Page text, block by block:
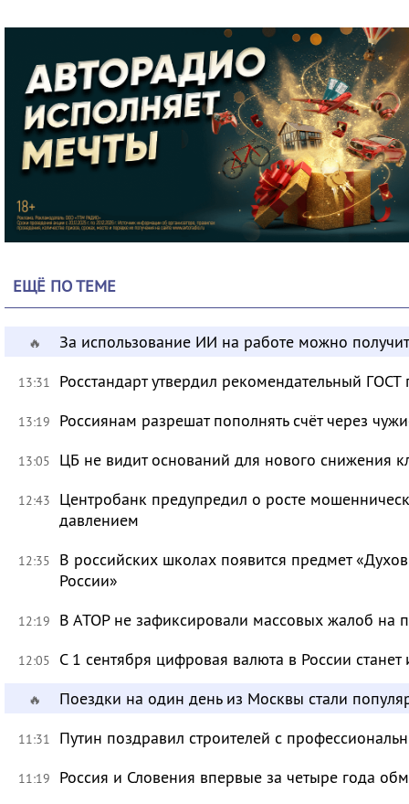
ЕЩЁ ПО ТЕМЕ
🔥 За использование ИИ на работе можно
13:31 Росстандарт утвердил рекомендательный
13:19 Россиянам разрешат пополнять счёт через
13:05 ЦБ не видит оснований для нового снижения
12:43
Центробанк предупредил о росте
давлением
12:35
В российских школах появится предмет
России»
12:19 В АТОР не зафиксировали массовых жалоб на
12:05 С 1 сентября цифровая валюта в России
🔥 Поездки на один день из Москвы стали
11:31 Путин поздравил строителей с
11:19 Россия и Словения впервые за четыре года